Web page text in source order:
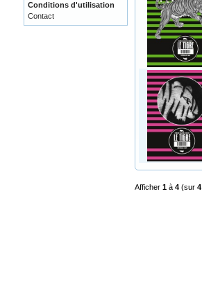
Afficher 1 à 4 (sur 4
Conditions d'utilisation
Contact